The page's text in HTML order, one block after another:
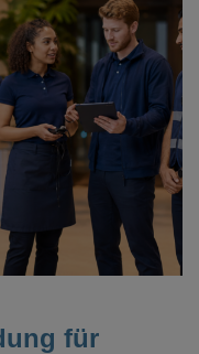
für